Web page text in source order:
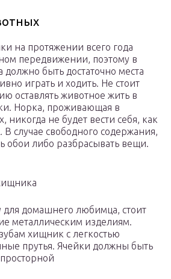
на протяжении всего года
передвижении, поэтому в
должно быть достаточно места
играть и ходить. Не стоит
оставлять животное жить в
Норка, проживающая в
никогда не будет вести себя, как
случае свободного содержания,
обои либо разбрасывать вещи.
для домашнего любимца, стоит
металлическим изделиям.
хищник с легкостью
прутья. Ячейки должны быть